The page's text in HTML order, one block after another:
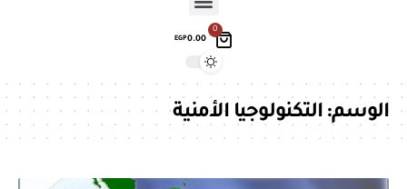
0
EGP0.00
الوسم:التكنولوجيا الأمنية